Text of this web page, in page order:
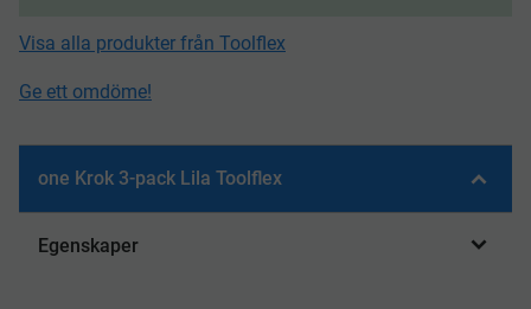
Visa alla produkter från Toolflex
Ge ett omdöme!
one Krok 3-pack Lila Toolflex
Egenskaper